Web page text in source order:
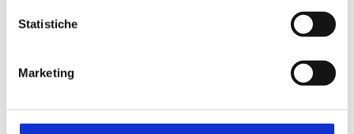
Statistiche
Marketing
Jacopo Rossi